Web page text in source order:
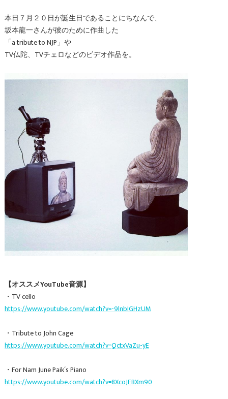
本日７月２０日が誕生日であることにちなんで、
坂本龍一さんが彼のために作曲した
「a tribute to NJP」や
TV仏陀、TVチェロなどのビデオ作品を。
【オススメYouTube音源】
・TV cello
https://www.youtube.com/watch?v=-9lnbIGHzUM
・Tribute to John Cage
https://www.youtube.com/watch?v=QctxVaZu-yE
・For Nam June Paik´s Piano
https://www.youtube.com/watch?v=8XcoJEBXm90